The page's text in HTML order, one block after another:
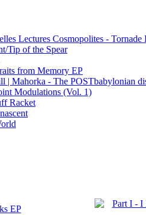
Lectures Cosmopolites - Tornade
Tip of the Spear
from Memory EP
| Mahorka - The POSTbabylonian
Modulations (Vol. 1)
Racket